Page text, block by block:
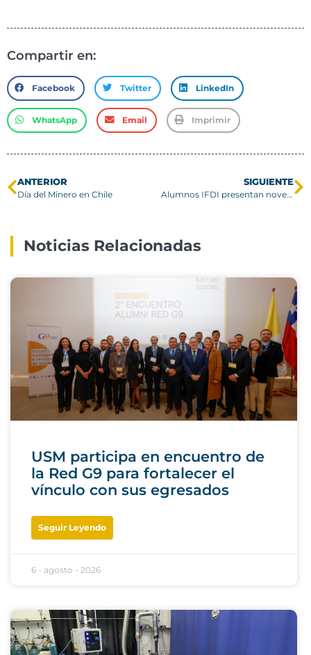
Compartir en:
Facebook Twitter LinkedIn
WhatsApp Email Imprimir
ANTERIOR
Día del Minero en Chile
SIGUIENTE
Alumnos IFDI presentan novedosos proyectos de “Diseño de Composteras”
Noticias Relacionadas
USM participa en encuentro de
la Red G9 para fortalecer el
vínculo con sus egresados
Seguir Leyendo
6 - agosto - 2026